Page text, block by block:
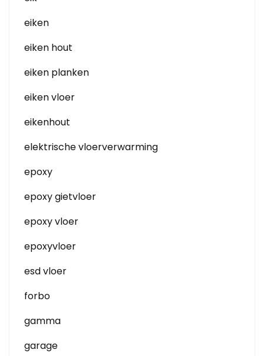
eiken
eiken hout
eiken planken
eiken vloer
eikenhout
elektrische vloerverwarming
epoxy
epoxy gietvloer
epoxy vloer
epoxyvloer
esd vloer
forbo
gamma
garage